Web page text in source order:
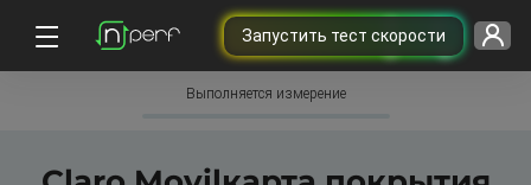
Запустить тест скорости
Выполняется измерение